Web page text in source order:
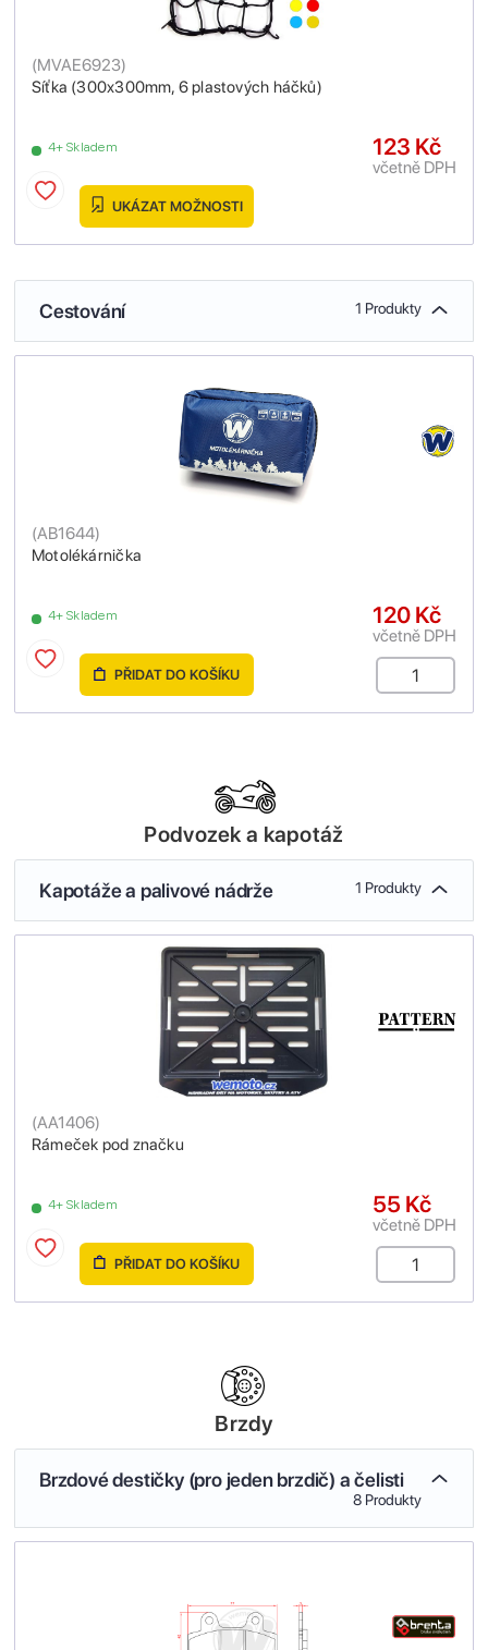
Síťka (300x300mm, 6 plastových háčků)
(MVAE6923)
4+ Skladem 123 Kč
včetně DPH
UKÁZAT MOŽNOSTI
Cestování 1 Produkty
Motolékárnička
(AB1644)
4+ Skladem 120 Kč
včetně DPH
PŘIDAT DO KOŠÍKU
Podvozek a kapotáž
Kapotáže a palivové nádrže 1 Produkty
Rámeček pod značku
(AA1406)
4+ Skladem 55 Kč
včetně DPH
PŘIDAT DO KOŠÍKU
Brzdy
Brzdové destičky (pro jeden brzdič) a čelisti
8 Produkty